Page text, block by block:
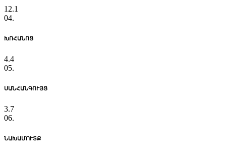
12.1
04.
ԽՈՀԱՆՈՑ
4.4
05.
ՍԱՆՀԱՆԳՈՒՅՑ
3.7
06.
ՆԱԽԱՄՈՒՏՔ